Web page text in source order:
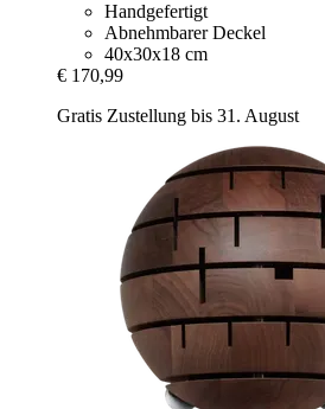
Handgefertigt
Abnehmbarer Deckel
40x30x18 cm
€ 170,99
Gratis Zustellung bis 31. August